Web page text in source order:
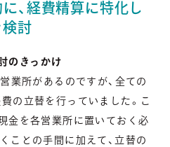
、経費精算に特化し
討
のきっかけ
業所があるのですが、全ての
の立替を行っていました。こ
金を各営業所に置いておく必
ことの手間に加えて、立替の